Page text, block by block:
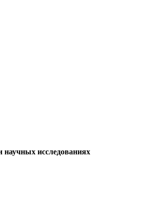
научных исследованиях